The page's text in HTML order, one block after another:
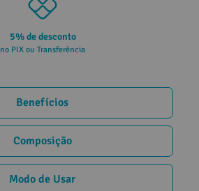
5% de desconto
no PIX ou Transferência
Benefícios
Composição
Modo de Usar